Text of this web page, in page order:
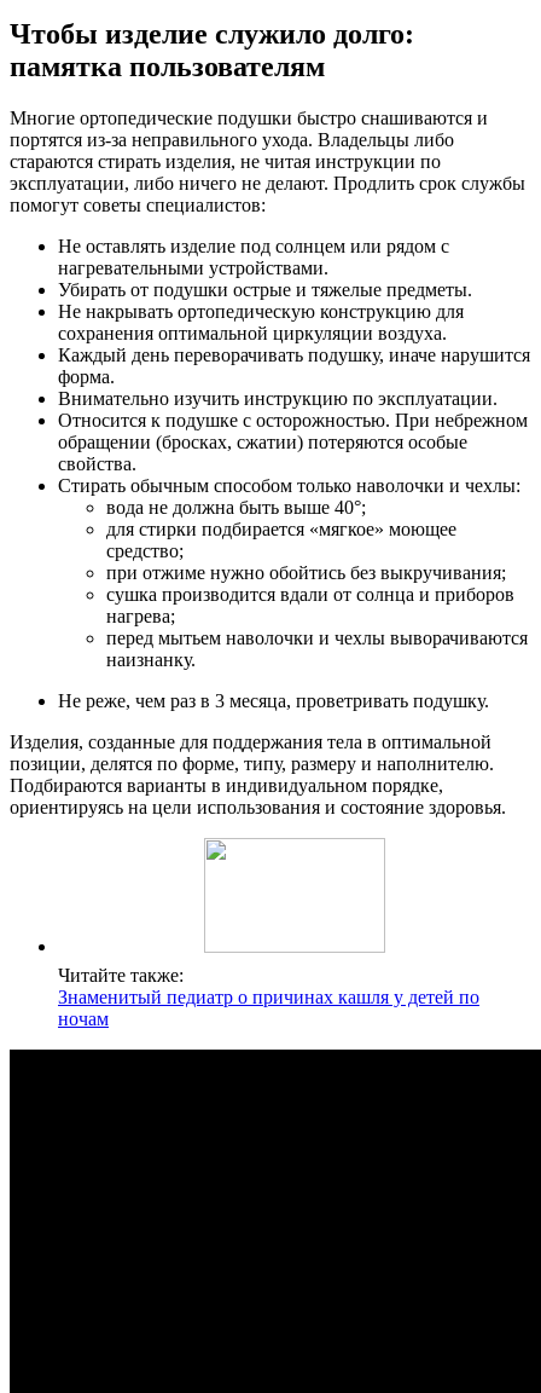
Чтобы изделие служило долго:
памятка пользователям
Многие ортопедические подушки быстро снашиваются и
портятся из-за неправильного ухода. Владельцы либо
стараются стирать изделия, не читая инструкции по
эксплуатации, либо ничего не делают. Продлить срок службы
помогут советы специалистов:
Не оставлять изделие под солнцем или рядом с
нагревательными устройствами.
Убирать от подушки острые и тяжелые предметы.
Не накрывать ортопедическую конструкцию для
сохранения оптимальной циркуляции воздуха.
Каждый день переворачивать подушку, иначе нарушится
форма.
Внимательно изучить инструкцию по эксплуатации.
Относится к подушке с осторожностью. При небрежном
обращении (бросках, сжатии) потеряются особые
свойства.
Стирать обычным способом только наволочки и чехлы:
вода не должна быть выше 40°;
для стирки подбирается «мягкое» моющее
средство;
при отжиме нужно обойтись без выкручивания;
сушка производится вдали от солнца и приборов
нагрева;
перед мытьем наволочки и чехлы выворачиваются
наизнанку.
Не реже, чем раз в 3 месяца, проветривать подушку.
Изделия, созданные для поддержания тела в оптимальной
позиции, делятся по форме, типу, размеру и наполнителю.
Подбираются варианты в индивидуальном порядке,
ориентируясь на цели использования и состояние здоровья.
Читайте также:
Знаменитый педиатр о причинах кашля у детей по
ночам